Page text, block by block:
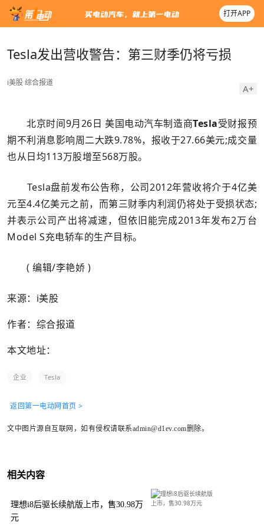
打开APP
Tesla发出营收警告：第三财季仍将亏损
i美股综合报道
A+
北京时间9月26日 美国电动汽车制造商Tesla受财报预
期不利消息影响周二大跌9.78%，报收于27.66美元;成交量
也从日均113万股增至568万股。
Tesla盘前发布公告称，公司2012年营收将介于4亿美
元至4.4亿美元之前，而第三财季内利润仍将处于受损状态;
并表示公司产出将减速，但依旧能完成2013年发布2万台
Model S充电轿车的生产目标。
( 编辑/李艳娇 )
来源：i美股
作者：综合报道
本文地址：
企业 Tesla
返回第一电动网首页 >
文中图片源自互联网，如有侵权请联系admin@d1ev.com删除。
相关内容
理想i8后驱长续航版上市，售30.98万
元